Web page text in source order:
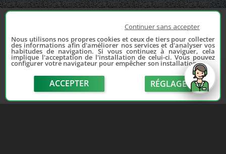
Continuer sans accepter
Nous utilisons nos propres cookies et ceux de tiers pour collecter
des informations afin d'améliorer nos services et d'analyser vos
habitudes de navigation. Si vous continuez à naviguer, cela
implique l'acceptation de l'installation de celui-ci. Vous pouvez
configurer votre navigateur pour empêcher son installation.
ACCEPTER RÉGLAGE